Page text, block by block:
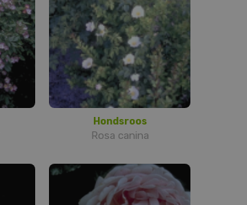
Hondsroos
Rosa canina